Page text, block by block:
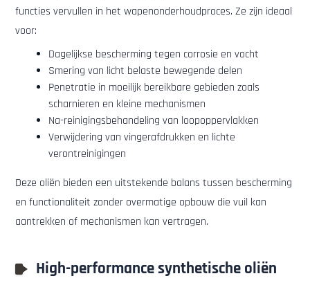
functies vervullen in het wapenonderhoudproces. Ze zijn ideaal
voor:
Dagelijkse bescherming tegen corrosie en vocht
Smering van licht belaste bewegende delen
Penetratie in moeilijk bereikbare gebieden zoals
scharnieren en kleine mechanismen
Na-reinigingsbehandeling van loopoppervlakken
Verwijdering van vingerafdrukken en lichte
verontreinigingen
Deze oliën bieden een uitstekende balans tussen bescherming
en functionaliteit zonder overmatige opbouw die vuil kan
aantrekken of mechanismen kan vertragen.
High-performance synthetische oliën